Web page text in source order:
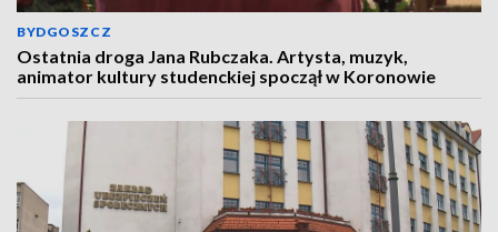
BYDGOSZCZ
Ostatnia droga Jana Rubczaka. Artysta, muzyk,
animator kultury studenckiej spoczął w Koronowie